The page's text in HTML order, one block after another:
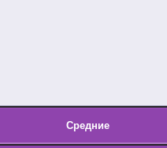
Средние